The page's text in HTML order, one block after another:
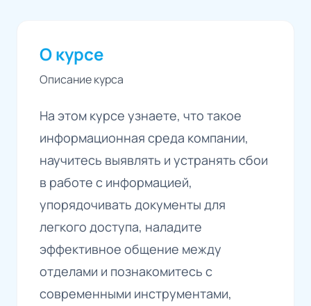
О курсе
Описание курса
На этом курсе узнаете, что такое
информационная среда компании,
научитесь выявлять и устранять сбои
в работе с информацией,
упорядочивать документы для
легкого доступа, наладите
эффективное общение между
отделами и познакомитесь с
современными инструментами,